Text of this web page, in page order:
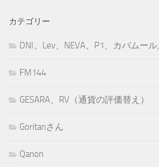
カテゴリー
DNI、Lev、NEVA、P1、カバムール,
FM144
GESARA、RV（通貨の評価替え）
Goritanさん
Qanon